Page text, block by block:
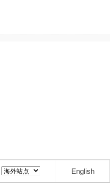
English